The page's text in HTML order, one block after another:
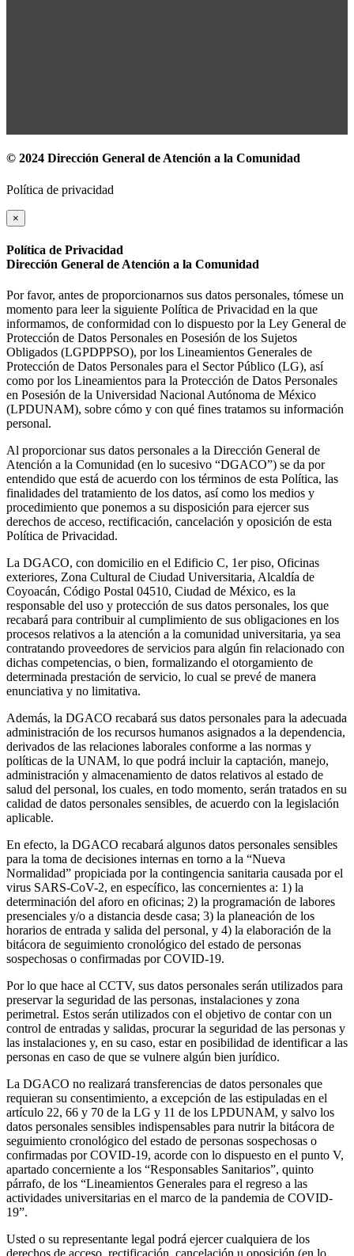
© 2024 Dirección General de Atención a la Comunidad
Política de privacidad
×
Política de Privacidad
Dirección General de Atención a la Comunidad
Por favor, antes de proporcionarnos sus datos personales, tómese un
momento para leer la siguiente Política de Privacidad en la que
informamos, de conformidad con lo dispuesto por la Ley General de
Protección de Datos Personales en Posesión de los Sujetos
Obligados (LGPDPPSO), por los Lineamientos Generales de
Protección de Datos Personales para el Sector Público (LG), así
como por los Lineamientos para la Protección de Datos Personales
en Posesión de la Universidad Nacional Autónoma de México
(LPDUNAM), sobre cómo y con qué fines tratamos su información
personal.
Al proporcionar sus datos personales a la Dirección General de
Atención a la Comunidad (en lo sucesivo “DGACO”) se da por
entendido que está de acuerdo con los términos de esta Política, las
finalidades del tratamiento de los datos, así como los medios y
procedimiento que ponemos a su disposición para ejercer sus
derechos de acceso, rectificación, cancelación y oposición de esta
Política de Privacidad.
La DGACO, con domicilio en el Edificio C, 1er piso, Oficinas
exteriores, Zona Cultural de Ciudad Universitaria, Alcaldía de
Coyoacán, Código Postal 04510, Ciudad de México, es la
responsable del uso y protección de sus datos personales, los que
recabará para contribuir al cumplimiento de sus obligaciones en los
procesos relativos a la atención a la comunidad universitaria, ya sea
contratando proveedores de servicios para algún fin relacionado con
dichas competencias, o bien, formalizando el otorgamiento de
determinada prestación de servicio, lo cual se prevé de manera
enunciativa y no limitativa.
Además, la DGACO recabará sus datos personales para la adecuada
administración de los recursos humanos asignados a la dependencia,
derivados de las relaciones laborales conforme a las normas y
políticas de la UNAM, lo que podrá incluir la captación, manejo,
administración y almacenamiento de datos relativos al estado de
salud del personal, los cuales, en todo momento, serán tratados en su
calidad de datos personales sensibles, de acuerdo con la legislación
aplicable.
En efecto, la DGACO recabará algunos datos personales sensibles
para la toma de decisiones internas en torno a la “Nueva
Normalidad” propiciada por la contingencia sanitaria causada por el
virus SARS-CoV-2, en específico, las concernientes a: 1) la
determinación del aforo en oficinas; 2) la programación de labores
presenciales y/o a distancia desde casa; 3) la planeación de los
horarios de entrada y salida del personal, y 4) la elaboración de la
bitácora de seguimiento cronológico del estado de personas
sospechosas o confirmadas por COVID-19.
Por lo que hace al CCTV, sus datos personales serán utilizados para
preservar la seguridad de las personas, instalaciones y zona
perimetral. Estos serán utilizados con el objetivo de contar con un
control de entradas y salidas, procurar la seguridad de las personas y
las instalaciones y, en su caso, estar en posibilidad de identificar a las
personas en caso de que se vulnere algún bien jurídico.
La DGACO no realizará transferencias de datos personales que
requieran su consentimiento, a excepción de las estipuladas en el
artículo 22, 66 y 70 de la LG y 11 de los LPDUNAM, y salvo los
datos personales sensibles indispensables para nutrir la bitácora de
seguimiento cronológico del estado de personas sospechosas o
confirmadas por COVID-19, acorde con lo dispuesto en el punto V,
apartado concerniente a los “Responsables Sanitarios”, quinto
párrafo, de los “Lineamientos Generales para el regreso a las
actividades universitarias en el marco de la pandemia de COVID-
19”.
Usted o su representante legal podrá ejercer cualquiera de los